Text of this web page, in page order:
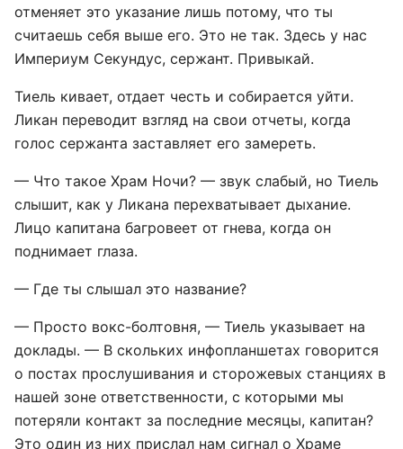
отменяет это указание лишь потому, что ты
считаешь себя выше его. Это не так. Здесь у нас
Империум Секундус, сержант. Привыкай.
Тиель кивает, отдает честь и собирается уйти.
Ликан переводит взгляд на свои отчеты, когда
голос сержанта заставляет его замереть.
— Что такое Храм Ночи? — звук слабый, но Тиель
слышит, как у Ликана перехватывает дыхание.
Лицо капитана багровеет от гнева, когда он
поднимает глаза.
— Где ты слышал это название?
— Просто вокс-болтовня, — Тиель указывает на
доклады. — В скольких инфопланшетах говорится
о постах прослушивания и сторожевых станциях в
нашей зоне ответственности, с которыми мы
потеряли контакт за последние месяцы, капитан?
Это один из них прислал нам сигнал о Храме